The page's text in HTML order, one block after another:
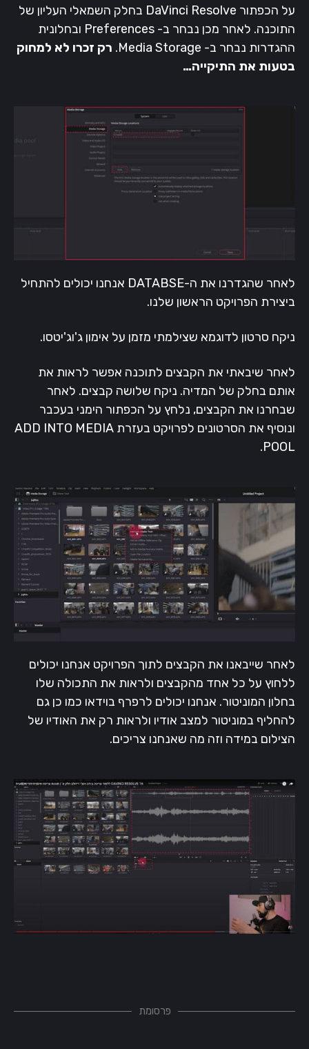
על הכפתור DaVinci Resolve בחלק השמאלי העליון של
התוכנה. לאחר מכן נבחר ב- Preferences ובחלונית
ההגדרות נבחר ב- Media Storage.
רק זכרו לא למחוק
בטעות את התיקייה…
לאחר שהגדרנו את ה-DATABSE אנחנו יכולים להתחיל
ביצירת הפרויקט הראשון שלנו.
ניקח סרטון לדוגמא שצילמתי מזמן על אימון ג'וג'יטסו.
לאחר שיבאתי את הקבצים לתוכנה אפשר לראות את
אותם בחלק של המדיה. ניקח שלושה קבצים. לאחר
שבחרנו את הקבצים, נלחץ על הכפתור הימני בעכבר
ונוסיף את הסרטונים לפרויקט בעזרת ADD INTO MEDIA
POOL.
לאחר שייבאנו את הקבצים לתוך הפרויקט אנחנו יכולים
ללחוץ על כל אחד מהקבצים ולראות את התכולה שלו
בחלון המוניטור. אנחנו יכולים לרפרף בוידאו כמו כן גם
להחליף במוניטור למצב אודיו ולראות רק את האודיו של
הצילום במידה וזה מה שאנחנו צריכים.
פרסומת